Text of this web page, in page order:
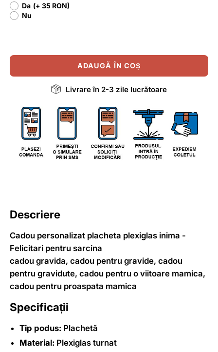
Da (+ 35 RON)
Nu
ADAUGĂ ÎN COȘ
Livrare în 2-3 zile lucrătoare
Descriere
Cadou personalizat placheta plexiglas inima -
Felicitari pentru sarcina
cadou gravida, cadou pentru gravide, cadou
pentru gravidute, cadou pentru o viitoare mamica,
cadou pentru proaspata mamica
Specificații
Tip podus: Plachetă
Material: Plexiglas turnat